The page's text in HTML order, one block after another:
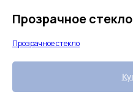
Прозрачное
Прозрачное стекло